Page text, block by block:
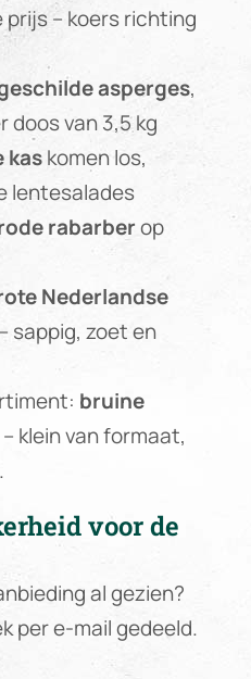
– koers richting
asperges,
doos van 3,5 kg
kaskomen los,
lentesalades
rabarberop
Nederlandse
sappig, zoet en
bruine
klein van formaat,
voor de
al gezien?
per e-mail gedeeld.